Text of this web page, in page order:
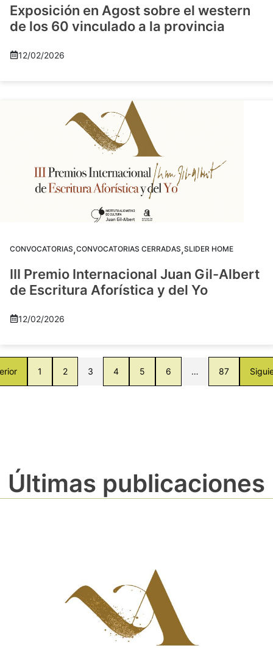
Exposición en Agost sobre el western
de los 60 vinculado a la provincia
12/02/2026
CONVOCATORIAS,CONVOCATORIAS CERRADAS,SLIDER HOME
III Premio Internacional Juan Gil-Albert
de Escritura Aforística y del Yo
12/02/2026
1 2 3 4 5 6 … 87
Últimas publicaciones